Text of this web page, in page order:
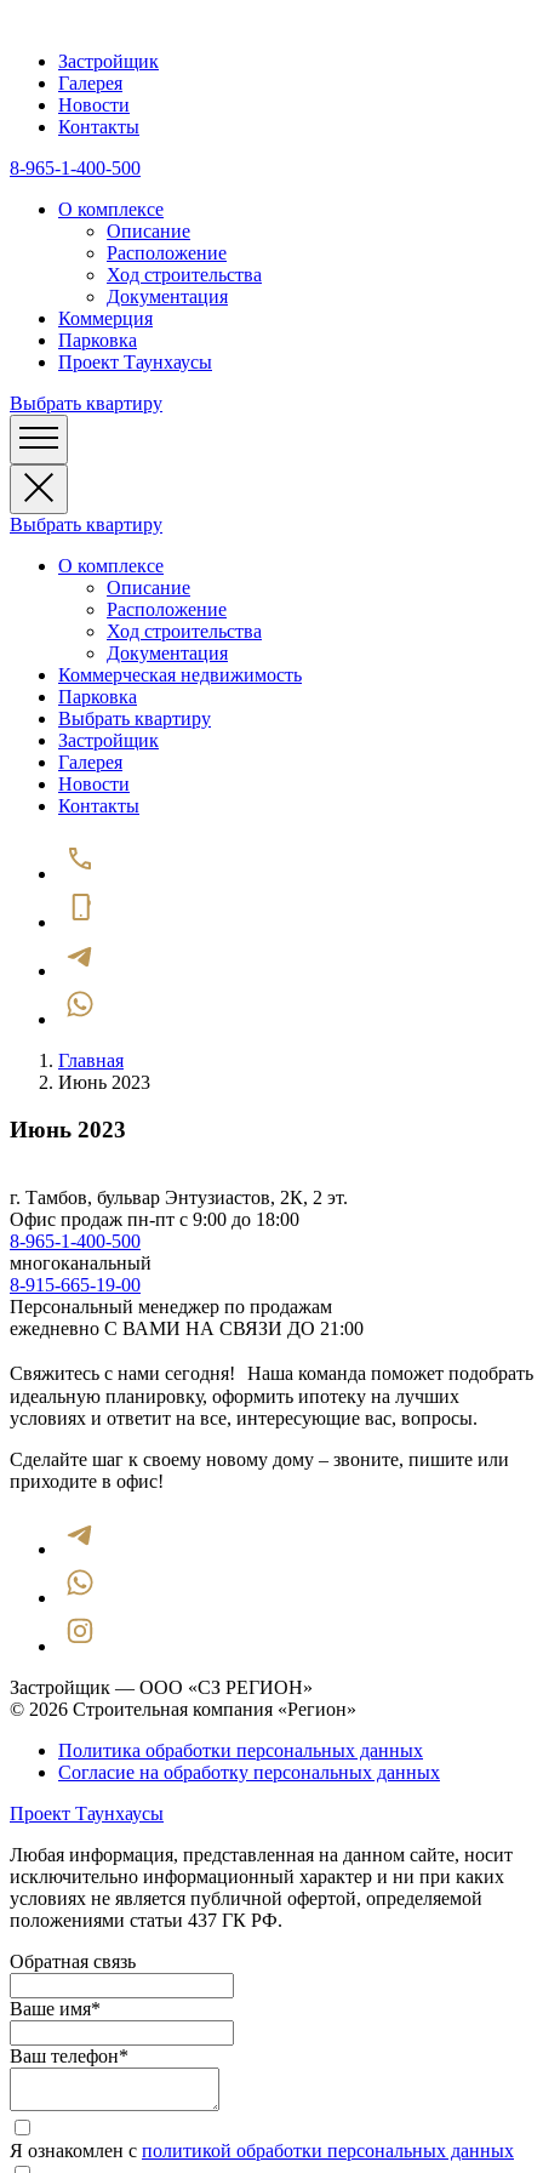
Застройщик
Галерея
Новости
Контакты
8-965-1-400-500
О комплексе
Описание
Расположение
Ход строительства
Документация
Коммерция
Парковка
Проект Таунхаусы
Выбрать квартиру
Выбрать квартиру
О комплексе
Описание
Расположение
Ход строительства
Документация
Коммерческая недвижимость
Парковка
Выбрать квартиру
Застройщик
Галерея
Новости
Контакты
Главная
Июнь 2023
Июнь 2023
г. Тамбов, бульвар Энтузиастов, 2К, 2 эт.
Офис продаж пн-пт с 9:00 до 18:00
8-965-1-400-500
многоканальный
8-915-665-19-00
Персональный менеджер по продажам
ежедневно С ВАМИ НА СВЯЗИ ДО 21:00
Свяжитесь с нами сегодня! Наша команда поможет подобрать
идеальную планировку, оформить ипотеку на лучших
условиях и ответит на все, интересующие вас, вопросы.
Сделайте шаг к своему новому дому – звоните, пишите или
приходите в офис!
Застройщик — ООО «СЗ РЕГИОН»
© 2026 Строительная компания «Регион»
Политика обработки персональных данных
Согласие на обработку персональных данных
Проект Таунхаусы
Любая информация, представленная на данном сайте, носит
исключительно информационный характер и ни при каких
условиях не является публичной офертой, определяемой
положениями статьи 437 ГК РФ.
Обратная связь
Ваше имя*
Ваш телефон*
Я ознакомлен с политикой обработки персональных данных